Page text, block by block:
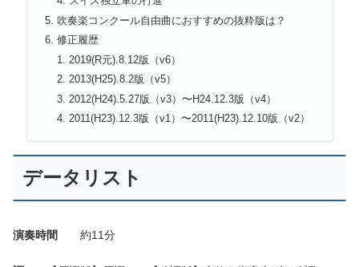
吹奏楽コンクール自由曲におすすめの抜粋版は？
修正履歴
2019(R元).8.12版（v6）
2013(H25).8.2版（v5）
2012(H24).5.27版（v3）〜H24.12.3版（v4）
2011(H23).12.3版（v1）〜2011(H23).12.10版（v2）
データリスト
演奏時間 約11分